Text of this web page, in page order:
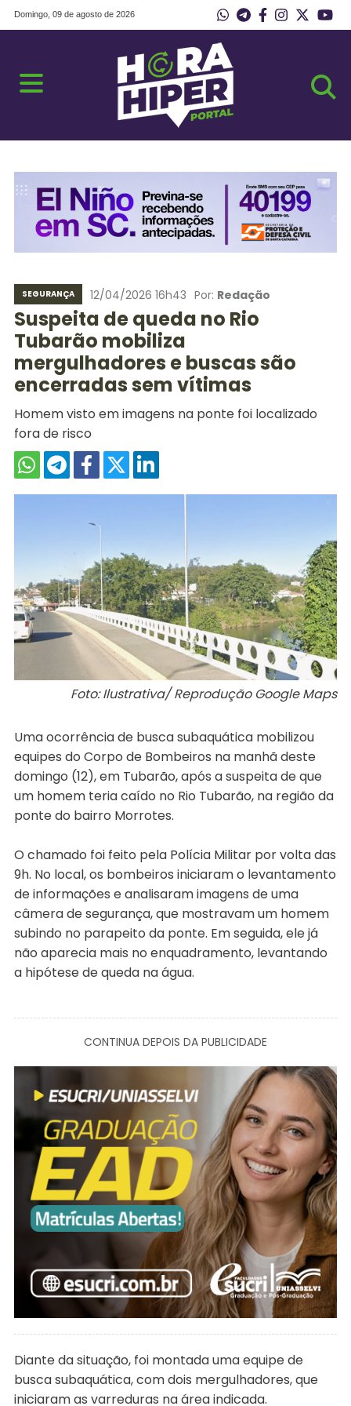
Domingo, 09 de agosto de 2026
SEGURANÇA 12/04/2026 16h43 Por: Redação
Suspeita de queda no Rio
Tubarão mobiliza
mergulhadores e buscas são
encerradas sem vítimas
Homem visto em imagens na ponte foi localizado
fora de risco
Foto: Ilustrativa/ Reprodução Google Maps
Uma ocorrência de busca subaquática mobilizou
equipes do Corpo de Bombeiros na manhã deste
domingo (12), em Tubarão, após a suspeita de que
um homem teria caído no Rio Tubarão, na região da
ponte do bairro Morrotes.
O chamado foi feito pela Polícia Militar por volta das
9h. No local, os bombeiros iniciaram o levantamento
de informações e analisaram imagens de uma
câmera de segurança, que mostravam um homem
subindo no parapeito da ponte. Em seguida, ele já
não aparecia mais no enquadramento, levantando
a hipótese de queda na água.
CONTINUA DEPOIS DA PUBLICIDADE
Diante da situação, foi montada uma equipe de
busca subaquática, com dois mergulhadores, que
iniciaram as varreduras na área indicada.